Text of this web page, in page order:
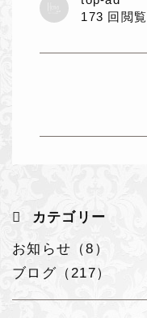
カテゴリー
お知らせ（8）
ブログ（217）
173 回閲覧